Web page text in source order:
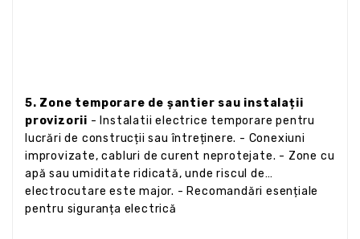
5. Zone temporare de șantier sau instalații
provizorii - Instalatii electrice temporare pentru
lucrări de construcții sau întreținere. - Conexiuni
improvizate, cabluri de curent neprotejate. - Zone cu
apă sau umiditate ridicată, unde riscul de
electrocutare este major. - Recomandări esențiale
pentru siguranța electrică